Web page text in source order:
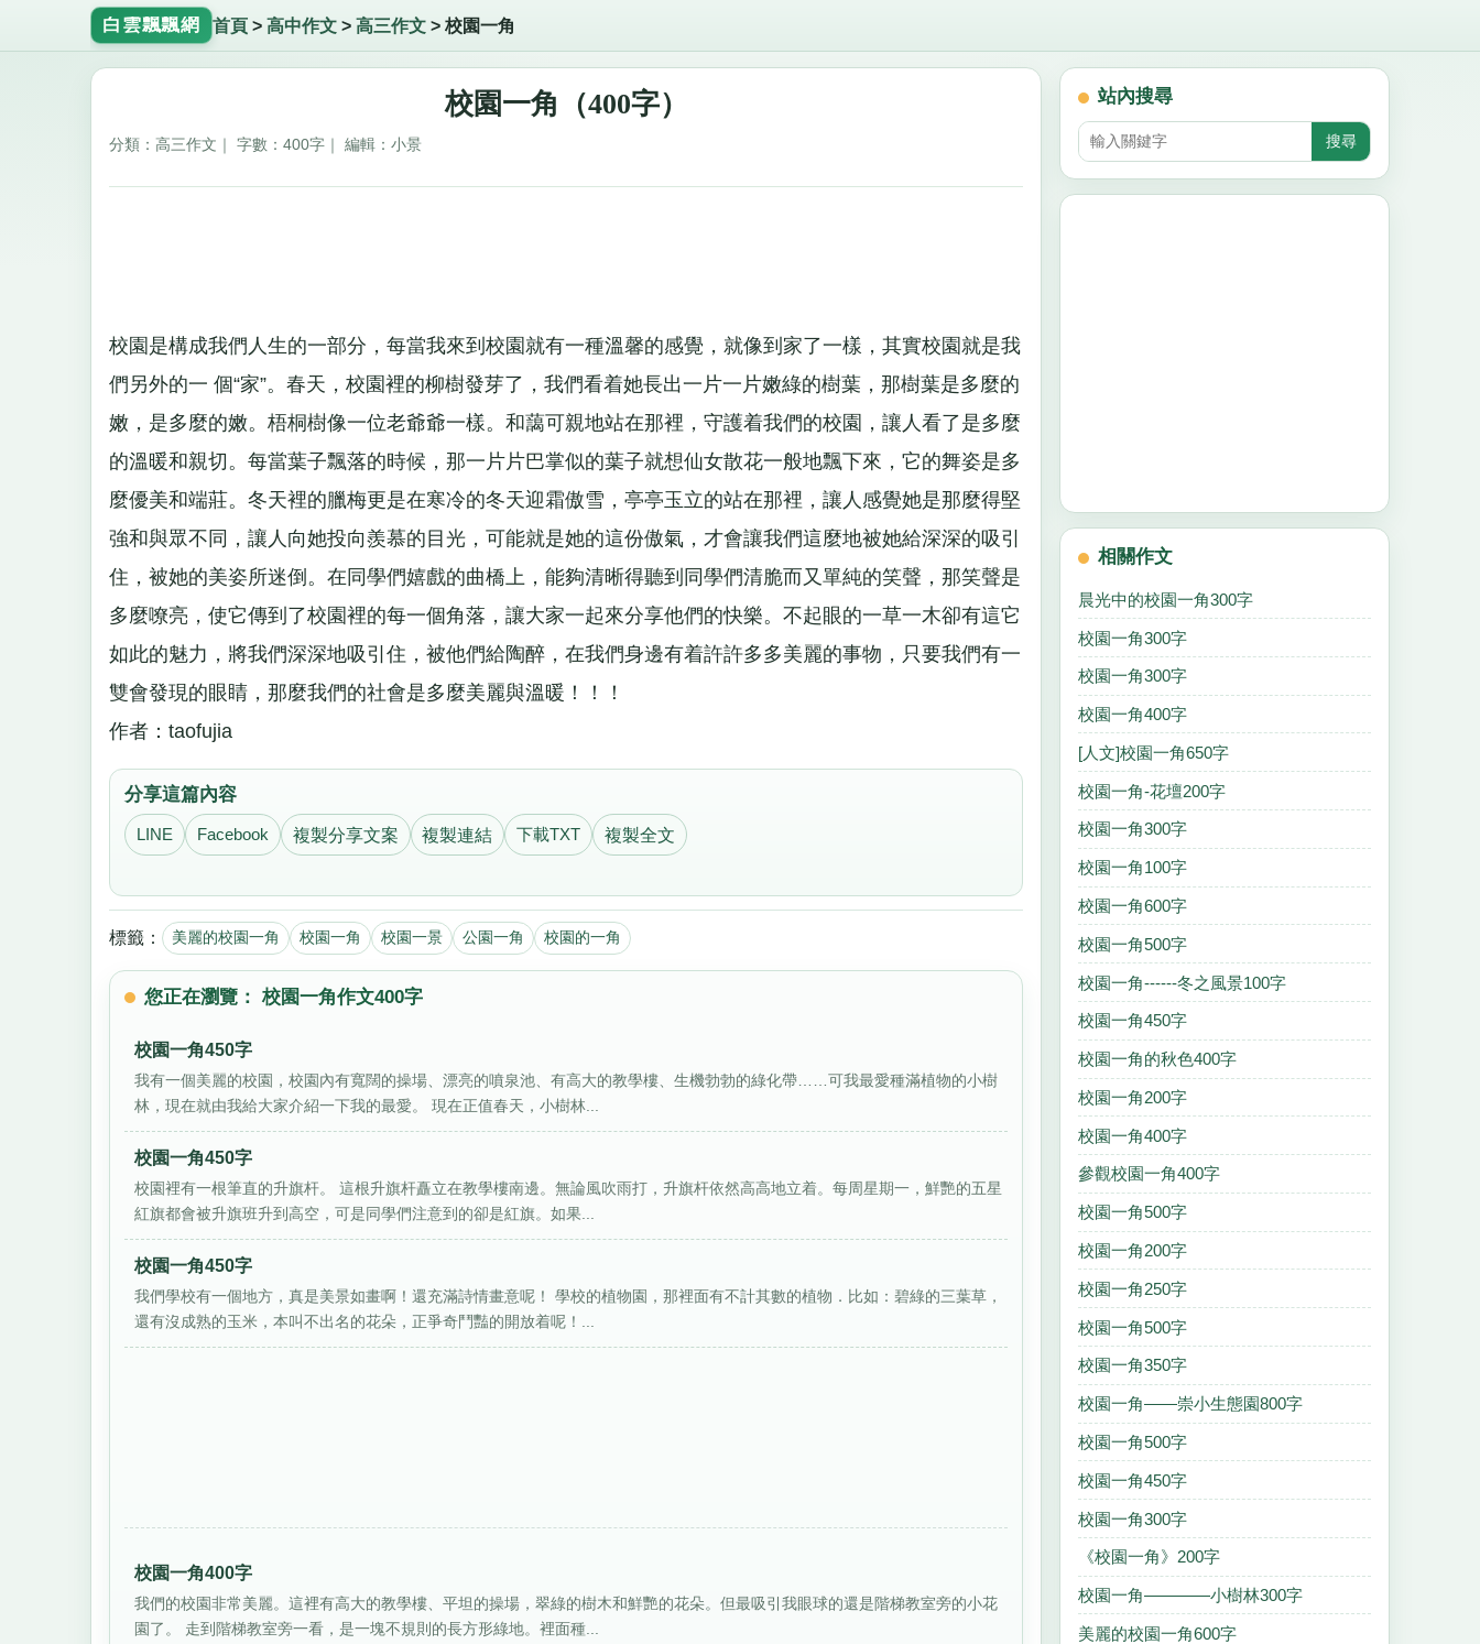
白雲飄飄網 首頁> 高中作文> 高三作文> 校園一角
校園一角（400字）
分類：高三作文｜ 字數：400字｜ 編輯：小景
校園是構成我們人生的一部分，每當我來到校園就有一種溫馨的感覺，就像到家了一樣，其實校園就是我
們另外的一 個“家”。春天，校園裡的柳樹發芽了，我們看着她長出一片一片嫩綠的樹葉，那樹葉是多麼的
嫩，是多麼的嫩。梧桐樹像一位老爺爺一樣。和藹可親地站在那裡，守護着我們的校園，讓人看了是多麼
的溫暖和親切。每當葉子飄落的時候，那一片片巴掌似的葉子就想仙女散花一般地飄下來，它的舞姿是多
麼優美和端莊。冬天裡的臘梅更是在寒冷的冬天迎霜傲雪，亭亭玉立的站在那裡，讓人感覺她是那麼得堅
強和與眾不同，讓人向她投向羨慕的目光，可能就是她的這份傲氣，才會讓我們這麼地被她給深深的吸引
住，被她的美姿所迷倒。在同學們嬉戲的曲橋上，能夠清晰得聽到同學們清脆而又單純的笑聲，那笑聲是
多麼嘹亮，使它傳到了校園裡的每一個角落，讓大家一起來分享他們的快樂。不起眼的一草一木卻有這它
如此的魅力，將我們深深地吸引住，被他們給陶醉，在我們身邊有着許許多多美麗的事物，只要我們有一
雙會發現的眼睛，那麼我們的社會是多麼美麗與溫暖！！！
作者：taofujia
分享這篇內容
LINE Facebook 複製分享文案 複製連結 下載TXT 複製全文
標籤： 美麗的校園一角 校園一角 校園一景 公園一角 校園的一角
您正在瀏覽： 校園一角作文400字
校園一角450字
我有一個美麗的校園，校園內有寬闊的操場、漂亮的噴泉池、有高大的教學樓、生機勃勃的綠化帶……可我最愛種滿植物的小樹
林，現在就由我給大家介紹一下我的最愛。 現在正值春天，小樹林...
校園一角450字
校園裡有一根筆直的升旗杆。 這根升旗杆矗立在教學樓南邊。無論風吹雨打，升旗杆依然高高地立着。每周星期一，鮮艷的五星
紅旗都會被升旗班升到高空，可是同學們注意到的卻是紅旗。如果...
校園一角450字
我們學校有一個地方，真是美景如畫啊！還充滿詩情畫意呢！ 學校的植物園，那裡面有不計其數的植物．比如：碧綠的三葉草，
還有沒成熟的玉米，本叫不出名的花朵，正爭奇鬥豔的開放着呢！...
校園一角400字
我們的校園非常美麗。這裡有高大的教學樓、平坦的操場，翠綠的樹木和鮮艷的花朵。但最吸引我眼球的還是階梯教室旁的小花
園了。 走到階梯教室旁一看，是一塊不規則的長方形綠地。裡面種...
站內搜尋
相關作文
晨光中的校園一角300字
校園一角300字
校園一角300字
校園一角400字
[人文]校園一角650字
校園一角-花壇200字
校園一角300字
校園一角100字
校園一角600字
校園一角500字
校園一角------冬之風景100字
校園一角450字
校園一角的秋色400字
校園一角200字
校園一角400字
參觀校園一角400字
校園一角500字
校園一角200字
校園一角250字
校園一角500字
校園一角350字
校園一角——崇小生態園800字
校園一角500字
校園一角450字
校園一角300字
《校園一角》200字
校園一角————小樹林300字
美麗的校園一角600字